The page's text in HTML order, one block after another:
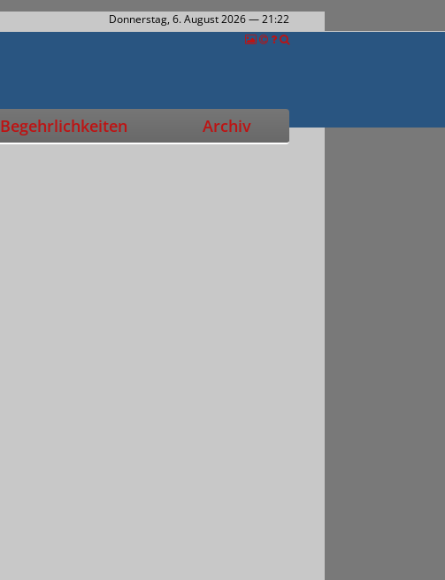
Donnerstag, 6. August 2026— 21:22
Begehrlichkeiten Archiv